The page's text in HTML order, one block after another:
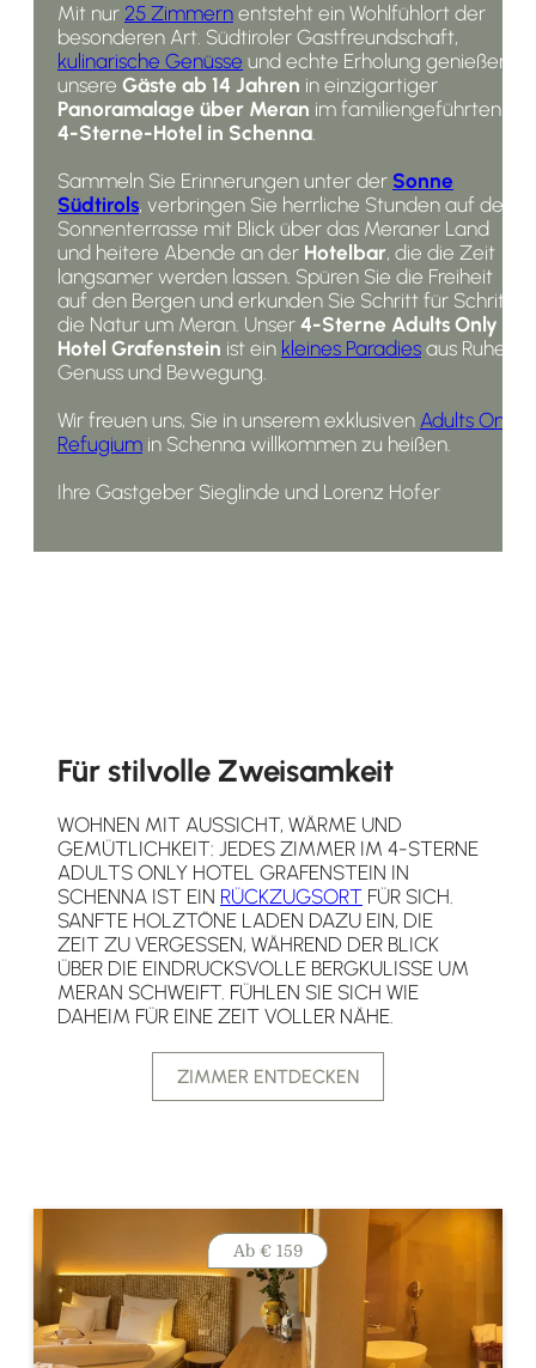
Mit nur 25 Zimmern entsteht ein Wohlfühlort der
besonderen Art. Südtiroler Gastfreundschaft,
kulinarische Genüsse und echte Erholung genießen
unsere Gäste ab 14 Jahren in einzigartiger
Panoramalage über Meran im familiengeführten
4-Sterne-Hotel in Schenna.
Sammeln Sie Erinnerungen unter der Sonne
Südtirols, verbringen Sie herrliche Stunden auf der
Sonnenterrasse mit Blick über das Meraner Land
und heitere Abende an der Hotelbar, die die Zeit
langsamer werden lassen. Spüren Sie die Freiheit
auf den Bergen und erkunden Sie Schritt für Schritt
die Natur um Meran. Unser 4-Sterne Adults Only
Hotel Grafenstein ist ein kleines Paradies aus Ruhe,
Genuss und Bewegung.
Wir freuen uns, Sie in unserem exklusiven Adults Only
Refugium in Schenna willkommen zu heißen.
Ihre Gastgeber Sieglinde und Lorenz Hofer
Für stilvolle Zweisamkeit
WOHNEN MIT AUSSICHT, WÄRME UND
GEMÜTLICHKEIT: JEDES ZIMMER IM 4-STERNE
ADULTS ONLY HOTEL GRAFENSTEIN IN
SCHENNA IST EIN RÜCKZUGSORT FÜR SICH.
SANFTE HOLZTÖNE LADEN DAZU EIN, DIE
ZEIT ZU VERGESSEN, WÄHREND DER BLICK
ÜBER DIE EINDRUCKSVOLLE BERGKULISSE UM
MERAN SCHWEIFT. FÜHLEN SIE SICH WIE
DAHEIM FÜR EINE ZEIT VOLLER NÄHE.
ZIMMER ENTDECKEN
Ab € 159